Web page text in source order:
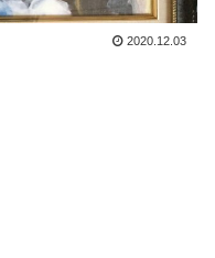
2020.12.03